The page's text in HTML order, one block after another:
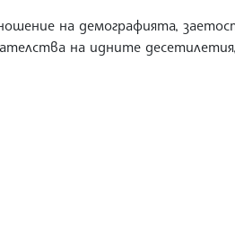
на демографията,
на идните